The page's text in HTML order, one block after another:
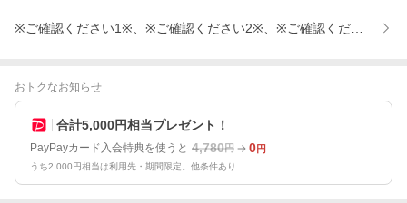
※ご確認ください1※、※ご確認ください2※、※ご確認ください3※
おトクなお知らせ
合計5,000円相当プレゼント！
PayPayカード入会特典を使うと 4,780円 0円
うち2,000円相当は利用先・期間限定。他条件あり